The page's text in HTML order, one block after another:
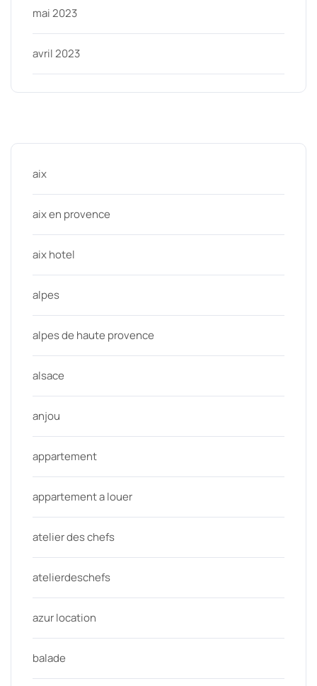
mai 2023
avril 2023
aix
aix en provence
aix hotel
alpes
alpes de haute provence
alsace
anjou
appartement
appartement a louer
atelier des chefs
atelierdeschefs
azur location
balade